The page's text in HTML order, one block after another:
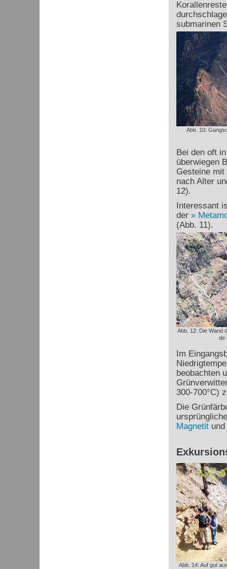
submarinen
Abb. 10:
Bei den oft
überwiegen
Gesteine
nach Alter
12).
Interessant
der
(Abb. 11).
Abb. 12: Die Wand
de
Im
beobachten
300-700°C)
Die
Magnetitund
Abb. 14: Auf gut